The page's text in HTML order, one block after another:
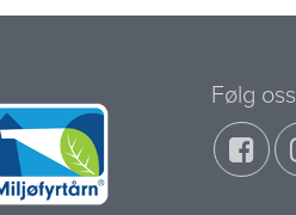
Følg oss